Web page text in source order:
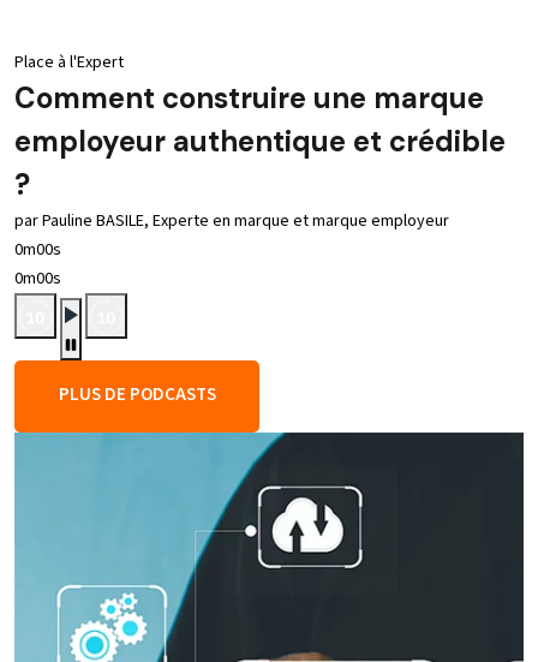
Place à l'Expert
Comment construire une marque
employeur authentique et crédible
?
par Pauline BASILE, Experte en marque et marque employeur
0m00s
0m00s
PLUS DE PODCASTS